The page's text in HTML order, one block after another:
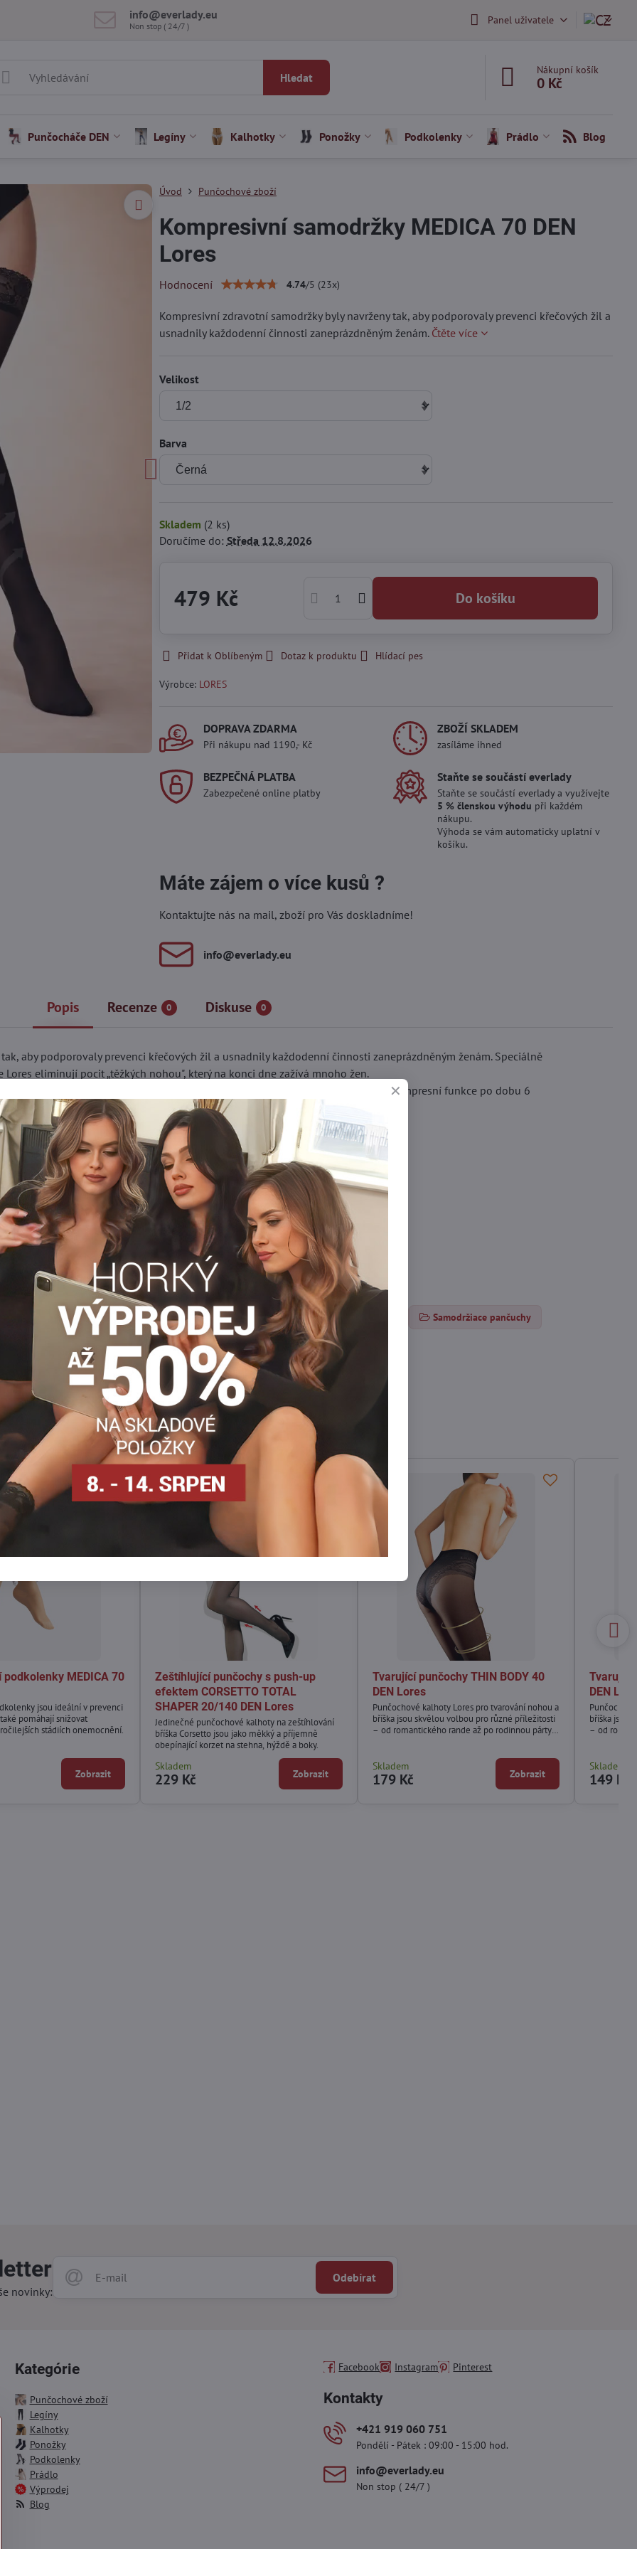
info​@everlady​.eu
Non stop ( 24/7 ) Panel uživatele
Hledat
Nákupní košík
0 Kč
Punčocháče DEN Legíny Kalhotky Ponožky Podkolenky Prádlo Blog
Úvod Punčochové zboží
Kompresivní samodržky MEDICA 70 DEN
Lores
Hodnocení 4.74/5 (23x)
Kompresivní zdravotní samodržky byly navrženy tak, aby podporovaly prevenci křečových žil a
usnadnily každodenní činnosti zaneprázdněným ženám. Čtěte více
Velikost
Barva
Skladem (2 ks)
Doručíme do: Středa 12.8.2026
479 Kč Do košíku
Přidat k Oblíbeným Dotaz k produktu Hlídací pes
Výrobce: LORES
DOPRAVA ZDARMA
Při nákupu nad 1190,- Kč
ZBOŽÍ SKLADEM
zasíláme ihned
BEZPEČNÁ PLATBA
Zabezpečené online platby
Staňte se součástí everlady
Staňte se součástí everlady a využívejte
5 % členskou výhodu při každém
nákupu.
Výhoda se vám automaticky uplatní v
košíku.
Máte zájem o více kusů ?
Kontaktujte nás na mail, zboží pro Vás doskladníme!
info​@everlady​.eu
Popis Recenze 0 Diskuse 0
aby podporovaly prevenci křečových žil a usnadnily každodenní činnosti zaneprázdněným ženám. Speciálně
eliminují pocit „těžkých nohou", který na konci dne zažívá mnoho žen.
zeštíhlí a dodá pocit lehkosti. Kvalitní vazba vláken umožňuje zachovat kompresní funkce po dobu 6
odolnost.
vaše nohy – otestujte je!
Zdravotní punčochy Punčocháče 70-80 DEN Dámské punčocháče DEN Samodržiace pančuchy
FacebookTwitterBlueskyPinterestRedditLinkedInWhatsApp
MEDICA 70
jsou ideální v prevenci
pomáhají snižovat
stádiích onemocnění.
Zobrazit
Zeštíhlující punčochy s push-up
efektem CORSETTO TOTAL
SHAPER 20/140 DEN Lores
Jedinečné punčochové kalhoty na zeštíhlování
bříška Corsetto jsou jako měkký a příjemně
obepínající korzet na stehna, hýždě a boky.
Skladem
229 Kč Zobrazit
Tvarující punčochy THIN BODY 40
DEN Lores
Punčochové kalhoty Lores pro tvarování nohou a
bříška jsou skvělou volbou pro různé příležitosti
– od romantického rande až po rodinnou párty
Skladem
179 Kč Zobrazit
Tvarující
DEN
bříška jsou
– od
Skladem
149 Kč
novinky:
Odebírat
Kategórie
Punčochové zboží
Legíny
Kalhotky
Ponožky
Podkolenky
Prádlo
Výprodej
Blog
Facebook Instagram Pinterest
Kontakty
+421 919 060 751
Pondělí - Pátek : 09:00 - 15:00 hod.
info​@everlady​.eu
Non stop ( 24/7 )